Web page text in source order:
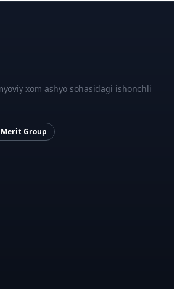
xom ashyo sohasidagi ishonchli
Merit Group